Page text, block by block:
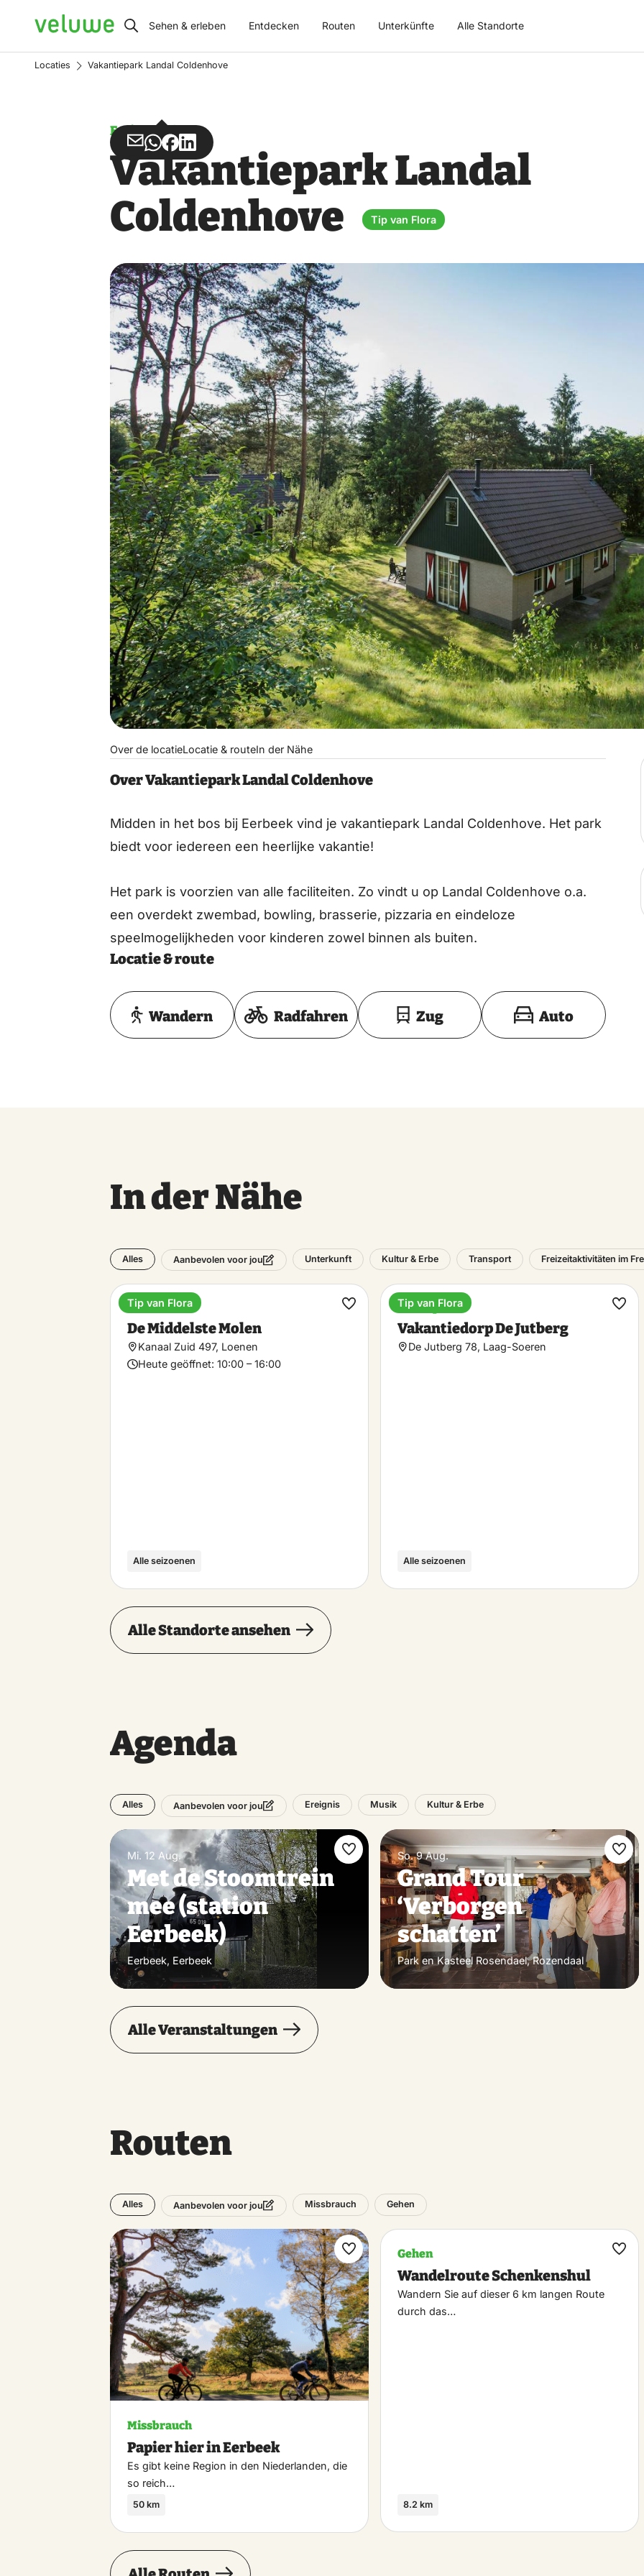
Veluwe Sehen & erleben Entdecken Routen Unterkünfte Alle Standorte
Locaties Vakantiepark Landal Coldenhove
Ferienpark
Teilen
über
Teilen
über
Teilen
auf
Teilen
auf
Vakantiepark Landal
Coldenhove
Tip van Flora
Over de locatieLocatie & routeIn der Nähe
Over Vakantiepark Landal Coldenhove
Midden in het bos bij Eerbeek vind je vakantiepark Landal Coldenhove. Het park
biedt voor iedereen een heerlijke vakantie!
Het park is voorzien van alle faciliteiten. Zo vindt u op Landal Coldenhove o.a.
een overdekt zwembad, bowling, brasserie, pizzaria en eindeloze
speelmogelijkheden voor kinderen zowel binnen als buiten.
Locatie & route
Toon op kaart
Wandern Radfahren Zug Auto
In der Nähe
Alles Aanbevolen voor jou Unterkunft Kultur & Erbe Transport Freizeitaktivitäten im
Museum
De Middelste Molen
Kanaal Zuid 497, Loenen
Heute geöffnet: 10:00 – 16:00
Alle seizoenen
Tip van Flora
Favorit
Ferienpark
Vakantiedorp De Jutberg
De Jutberg 78, Laag-Soeren
Alle seizoenen
Tip van Flora
Alle Standorte ansehen
Agenda
Alles Aanbevolen voor jou Ereignis Musik Kultur & Erbe
Mi. 12 Aug.
Met de Stoomtrein
mee (station
Eerbeek)
Eerbeek, Eerbeek
Favorit
machen
So. 9 Aug.
Grand Tour
‘Verborgen
schatten’
Park en Kasteel Rosendael, Rozendaal
Alle Veranstaltungen
Routen
Alles Aanbevolen voor jou Missbrauch Gehen
Missbrauch
Papier hier in Eerbeek
Es gibt keine Region in den Niederlanden, die
so reich…
50 km
Maak
favoriet
Gehen
Wandelroute Schenkenshul
Wandern Sie auf dieser 6 km langen Route
durch das…
8.2 km
Maak